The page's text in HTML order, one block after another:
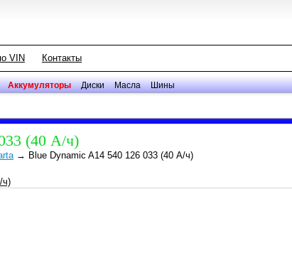
VIN Контакты
Аккумуляторы Диски Масла Шины
(40 А/ч)
→ Blue Dynamic A14 540 126 033 (40 А/ч)